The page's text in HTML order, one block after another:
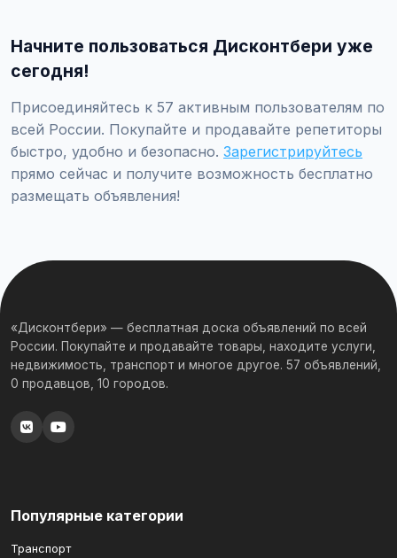
предоплату незнакомцам.
Начните пользоваться Дисконтбери уже
сегодня!
Присоединяйтесь к 57 активным пользователям по
всей России. Покупайте и продавайте репетиторы
быстро, удобно и безопасно. Зарегистрируйтесь
прямо сейчас и получите возможность бесплатно
размещать объявления!
«Дисконтбери» — бесплатная доска объявлений по всей
России. Покупайте и продавайте товары, находите услуги,
недвижимость, транспорт и многое другое. 57 объявлений,
0 продавцов, 10 городов.
Популярные категории
Транспорт